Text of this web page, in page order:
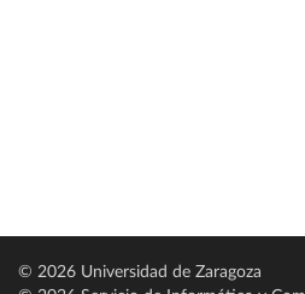
© 2026 Universidad de Zaragoza